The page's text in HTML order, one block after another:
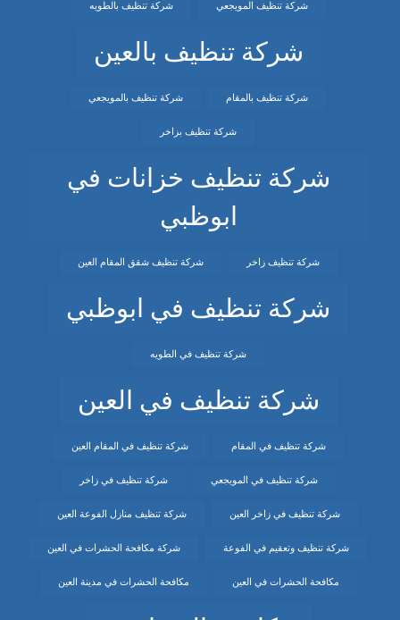
شركة تنظيف المويجعي شركة تنظيف بالطويه
شركة تنظيف بالعين
شركة تنظيف بالمقام شركة تنظيف بالمويجعي
شركة تنظيف بزاخر
شركة تنظيف خزانات في
ابوظبي
شركة تنظيف زاخر شركة تنظيف شقق المقام العين
شركة تنظيف في ابوظبي
شركة تنظيف في الطويه
شركة تنظيف في العين
شركة تنظيف في المقام شركة تنظيف في المقام العين
شركة تنظيف في المويجعي شركة تنظيف في زاخر
شركة تنظيف في زاخر العين شركة تنظيف منازل الفوعة العين
شركة تنظيف وتعقيم في الفوعة شركة مكافحة الحشرات في العين
مكافحة الحشرات في العين مكافحة الحشرات في مدينة العين